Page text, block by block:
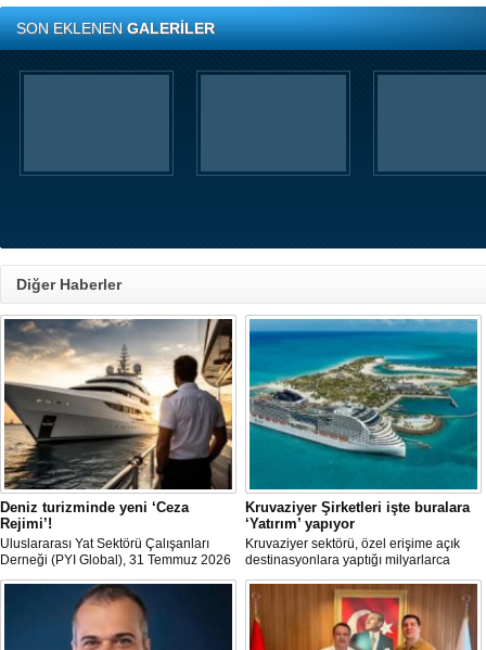
SON EKLENENGALERİLER
Diğer Haberler
Deniz turizminde yeni ‘Ceza
Rejimi’!
Uluslararası Yat Sektörü Çalışanları
Derneği (PYI Global), 31 Temmuz 2026
tarihinde yürürlüğe giren 7590 sayılı
Kanun’un deniz turizmine etkilerine
ilişkin bir değerlendirme yayımladı.
Kruvaziyer Şirketleri işte buralara
‘Yatırım’ yapıyor
Kruvaziyer sektörü, özel erişime açık
destinasyonlara yaptığı milyarlarca
dolarlık yatırımlarla tatil deneyimini gemi
dışına taşıyor. Özel adalar, beach
club'lar, su parkları ve lüks villalar artık
şirketlerin en stratejik gelir kaynakları
arasında yer alıyor.